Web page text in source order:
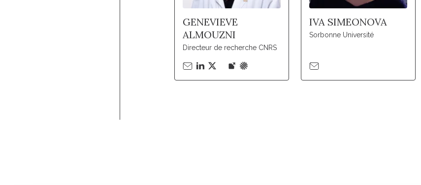
GENEVIEVE
ALMOUZNI
Directeur de recherche CNRS
IVA SIMEONOVA
Sorbonne Université